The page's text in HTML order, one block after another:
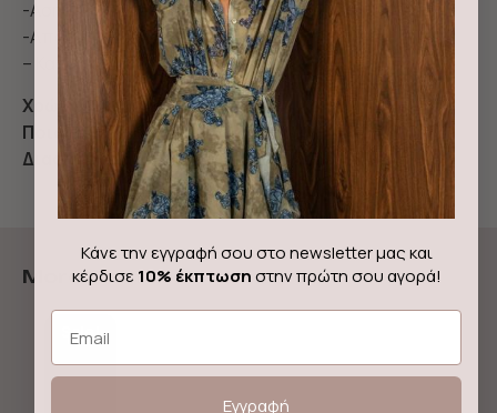
-Ασημί – Χρυσές λεπτομέρειες
-Απόσταση ανάμεσα στις τρύπες : 2,5 cm
– Κατασκευάζεται στην Ελλάδα
Χρώμα:
Snake print
Ποιότητα:100% Δέρμα
Διαστάσεις: ΦΑΡΔΟΣ ΖΩΝΗΣ: 2.5 CM
More from Leather Twist
Sale!
Κάνε την εγγραφή σου στο newsletter μας και
κέρδισε 10% έκπτωσηστην πρώτη σου αγορά!
Email
Εγγραφή